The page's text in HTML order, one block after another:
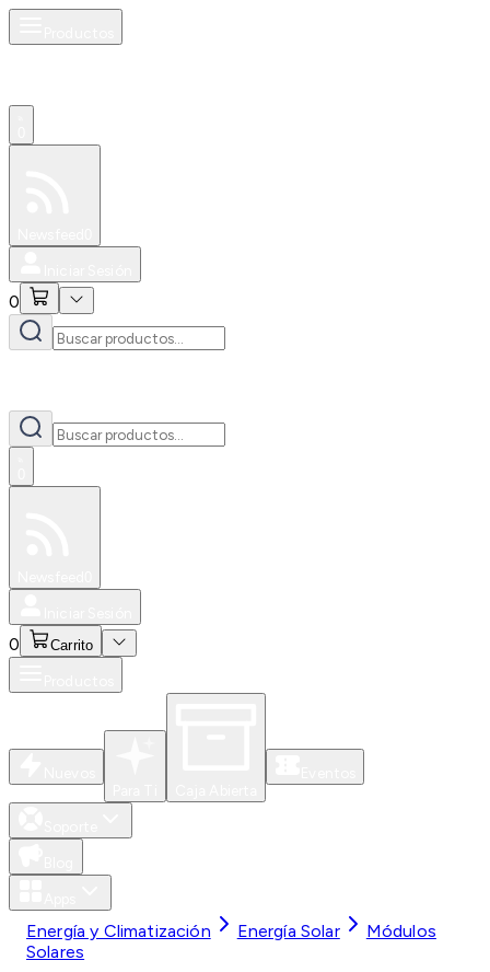
0
0 Carrito
Energía y Climatización Energía Solar
Módulos
Solares